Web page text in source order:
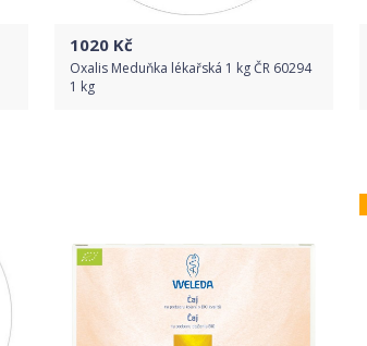
1020 Kč
Oxalis Meduňka lékařská 1 kg ČR 60294
1 kg